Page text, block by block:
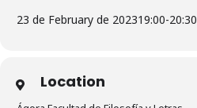
23 de February de 202319:00-20:30
Location